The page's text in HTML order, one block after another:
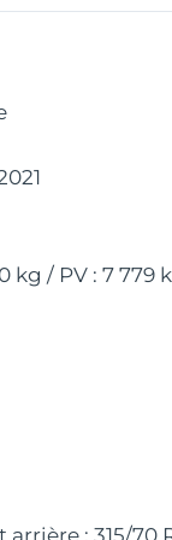
kg / PV : 7 779